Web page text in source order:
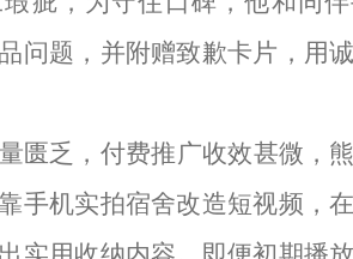
问题，并附赠致歉卡片，用
匮乏，付费推广收效甚微，
手机实拍宿舍改造短视频，